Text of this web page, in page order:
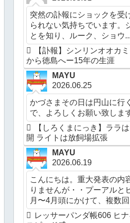
突然の訃報にショックを受
られない気持ちでいます。
とを知り、ルーク、ショウ...
【訃報】シンリンオオカ
から徳島へー15年の生涯
MAYU
2026.06.25
かづさまその日は円山に行
で、よろしくお願い致しま
【しろくまにっき】ララ
開 ライトは放飼場拡張
MAYU
2026.06.19
こんにちは。重大発表の内
りませんが・・プーアルと
月〜4月頭にかけて、複数回
レッサーパンダ帳606 ヒ